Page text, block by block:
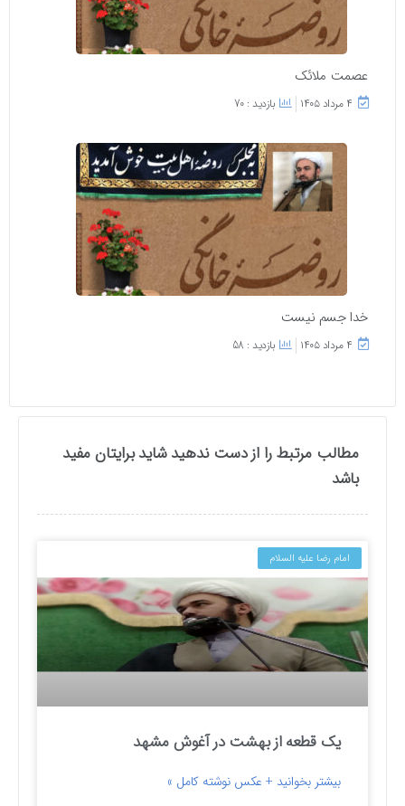
عصمت ملائک
۴ مرداد ۱۴۰۵ بازدید : 70
خدا جسم نیست
۴ مرداد ۱۴۰۵ بازدید : 58
مطالب مرتبط را از دست ندهید شاید برایتان مفید
باشد
امام رضا علیه السلام
یک قطعه از بهشت در آغوش مشهد
بیشتر بخوانید + عکس نوشته کامل »